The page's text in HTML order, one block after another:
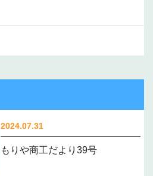
2024.07.31
もりや商工だより39号